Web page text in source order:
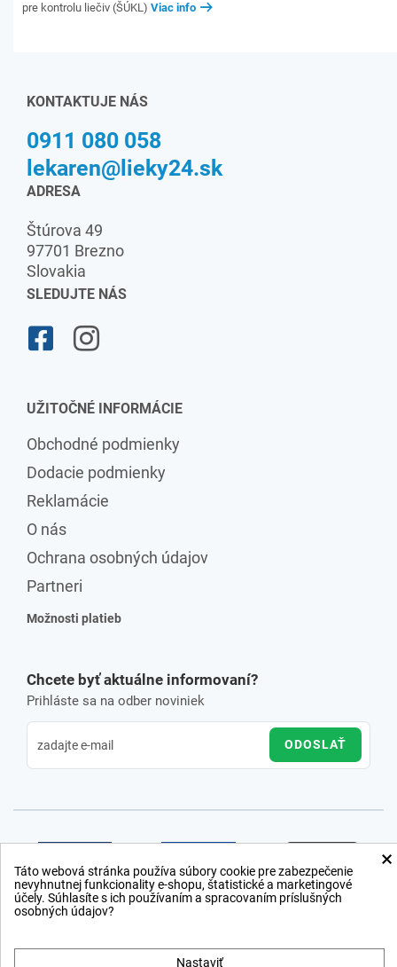
pre kontrolu liečiv (ŠÚKL) Viac info
KONTAKTUJE NÁS
0911 080 058
lekaren@lieky24.sk
ADRESA
Štúrova 49
97701 Brezno
Slovakia
SLEDUJTE NÁS
UŽITOČNÉ INFORMÁCIE
Obchodné podmienky
Dodacie podmienky
Reklamácie
O nás
Ochrana osobných údajov
Partneri
Možnosti platieb
Chcete byť aktuálne informovaní?
Prihláste sa na odber noviniek
ODOSLAŤ
×
Táto webová stránka používa súbory cookie pre zabezpečenie
nevyhnutnej funkcionality e-shopu, štatistické a marketingové
účely. Súhlasíte s ich používaním a spracovaním príslušných
osobných údajov?
Nastaviť